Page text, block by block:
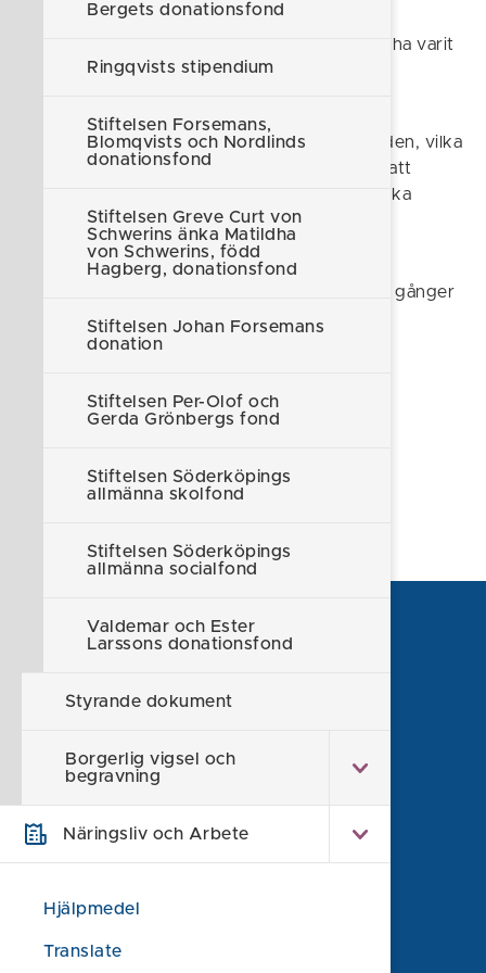
Bergets donationsfond
Ringqvists stipendium
Stiftelsen Forsemans,
Blomqvists och Nordlinds
donationsfond
Stiftelsen Greve Curt von
Schwerins änka Matildha
von Schwerins, född
Hagberg, donationsfond
Stiftelsen Johan Forsemans
donation
Stiftelsen Per-Olof och
Gerda Grönbergs fond
Stiftelsen Söderköpings
allmänna skolfond
Stiftelsen Söderköpings
allmänna socialfond
Valdemar och Ester
Larssons donationsfond
Styrande dokument
Borgerlig vigsel och
begravning
Näringsliv och Arbete
Hjälpmedel
Translate
stipendium för fortsatt utbildning. Elev som
genomgått grundvux ska under studietiden ha varit
kyrkobokförd i kommunen.
Även före detta elever kyrkobokförda inom
Söderköpings kommun under grundskoletiden, vilka
av Barn- och utbildningsnämnden hänvisats att
fullgöra skolgången i annan kommun, kan söka
stipendium.
Stipendium kan sökas tidigast efter ett års
vidareutbildning. Stipendium kan erhållas tre gånger
vid varje stadium i utbildningen.
Föreslå en ändring
Sidan uppdaterad 2024-03-11
Söderköpings kommun